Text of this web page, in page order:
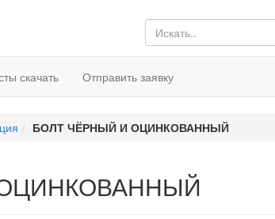
скачать Отправить заявку
БОЛТ ЧЁРНЫЙ И ОЦИНКОВАННЫЙ